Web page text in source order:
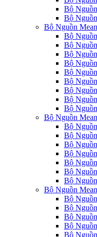
Bộ
Bộ
Bộ Nguồn
Bộ
Bộ
Bộ
Bộ
Bộ
Bộ
Bộ
Bộ
Bộ
Bộ Nguồn
Bộ
Bộ
Bộ
Bộ
Bộ
Bộ
Bộ
Bộ Nguồn
Bộ
Bộ
Bộ
Bộ
Bộ